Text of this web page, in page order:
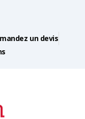
un devis